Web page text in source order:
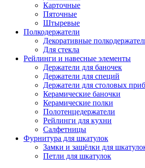
Карточные
Пяточные
Штыревые
Полкодержатели
Декоративные
Для стекла
Рейлинги и навесные элементы
Держатели для баночек
Держатели для специй
Держатели для столовых
Керамические баночки
Керамические полки
Полотенцедержатели
Рейлинги для кухни
Салфетницы
Фурнитура для шкатулок
Замки и защёлки для
Петли для шкатулок